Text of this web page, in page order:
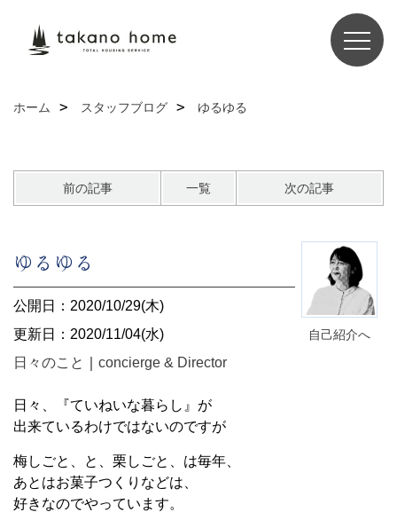
ホーム スタッフブログ ゆるゆる
前の記事 一覧 次の記事
自己紹介へ
ゆるゆる
公開日：2020/10/29(木)
更新日：2020/11/04(水)
日々のこと
concierge & Director
日々、『ていねいな暮らし』が
出来ているわけではないのですが
梅しごと、と、栗しごと、は毎年、
あとはお菓子つくりなどは、
好きなのでやっています。